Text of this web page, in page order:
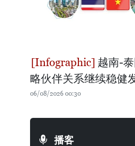
越南-
略伙伴关系继续稳健
06/08/2026 00:30
播客